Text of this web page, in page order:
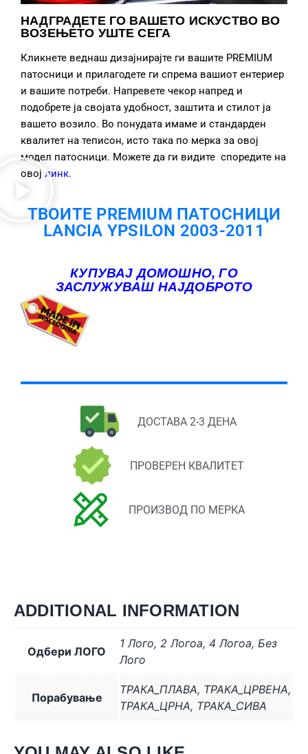
НАДГРАДЕТЕ ГО ВАШЕТО ИСКУСТВО ВО
ВОЗЕЊЕТО УШТЕ СЕГА
Кликнете веднаш дизајнирајте ги вашите PREMIUM
патосници и прилагодете ги спрема вашиот ентериер
и вашите потреби. Напревете чекор напред и
подобрете ја својата удобност, заштита и стилот ја
вашето возило. Во понудата имаме и стандарден
квалитет на теписон, исто така по мерка за овој
модел патосници. Можете да ги видите споредите на
овој линк.
ТВОИТЕ PREMIUM ПАТОСНИЦИ
LANCIA YPSILON 2003-2011
КУПУВАЈ ДОМОШНО, ГО
ЗАСЛУЖУВАШ НАЈДОБРОТО
ДОСТАВА 2-3 ДЕНА
ПРОВЕРЕН КВАЛИТЕТ
ПРОИЗВОД ПО МЕРКА
ADDITIONAL INFORMATION
Одбери ЛОГО
1 Лого, 2 Логоa, 4 Логоa, Без
Лого
Порабување
ТРАКА_ПЛАВА, ТРАКА_ЦРВЕНА,
ТРАКА_ЦРНА, ТРАКА_СИВА